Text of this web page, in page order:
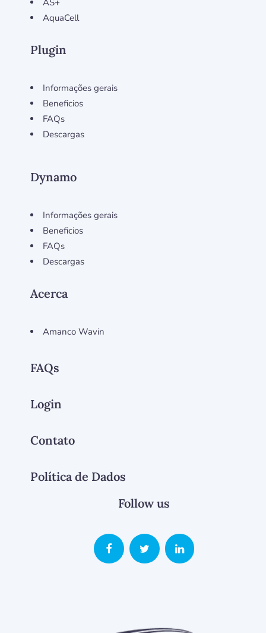
AS+
AquaCell
Plugin
Informações gerais
Beneficios
FAQs
Descargas
Dynamo
Informações gerais
Beneficios
FAQs
Descargas
Acerca
Amanco Wavin
FAQs
Login
Contato
Política de Dados
Follow us